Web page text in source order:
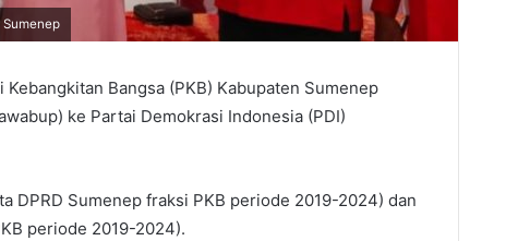
Bangsa (PKB) Kabupaten Sumenep
ke Partai Demokrasi Indonesia (PDI)
DPRD Sumenep fraksi PKB periode 2019-2024) dan
periode 2019-2024).